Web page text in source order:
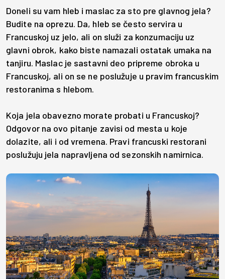
Doneli su vam hleb i maslac za sto pre glavnog jela?
Budite na oprezu. Da, hleb se često servira u
Francuskoj uz jelo, ali on služi za konzumaciju uz
glavni obrok, kako biste namazali ostatak umaka na
tanjiru. Maslac je sastavni deo pripreme obroka u
Francuskoj, ali on se ne poslužuje u pravim francuskim
restoranima s hlebom.
Koja jela obavezno morate probati u Francuskoj?
Odgovor na ovo pitanje zavisi od mesta u koje
dolazite, ali i od vremena. Pravi francuski restorani
poslužuju jela napravljena od sezonskih namirnica.